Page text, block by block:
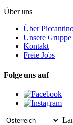
Über uns
Über Piccantino
Unsere Gruppe
Kontakt
Freie Jobs
Folge uns auf